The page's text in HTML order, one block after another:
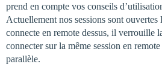
prend en compte vos conseils
Actuellement nos sessions sont
connecte en remote dessus, il verrouille
connecter sur la même session en
parallèle.